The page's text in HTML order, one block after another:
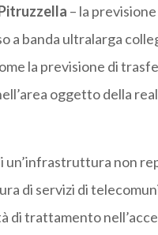
– la
a banda ultralarga
la previsione di
oggetto della
un’infrastruttura non
di servizi di
di trattamento